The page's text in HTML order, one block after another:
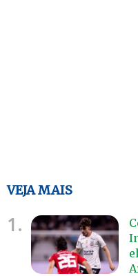
VEJA MAIS
1.